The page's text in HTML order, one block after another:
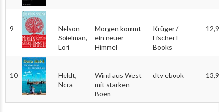
9
Nelson
Soielman,
Lori
Morgen kommt
ein neuer
Himmel
Krüger /
Fischer E-
Books
10
Heldt,
Nora
Wind aus West
mit starken
Böen
dtv ebook